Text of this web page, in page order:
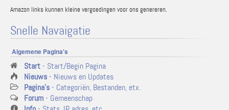
Amazon links kunnen kleine vergoedingen voor ons genereren.
Snelle Navaigatie
Algemene Pagina's
Start- Start/Begin Pagina
Nieuws- Nieuws en Updates
Pagina's- Categoriën, Bestanden, etx.
Forum- Gemeenschap